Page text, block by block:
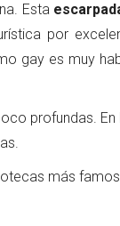
Esta
por
gay es muy
profundas. En
más